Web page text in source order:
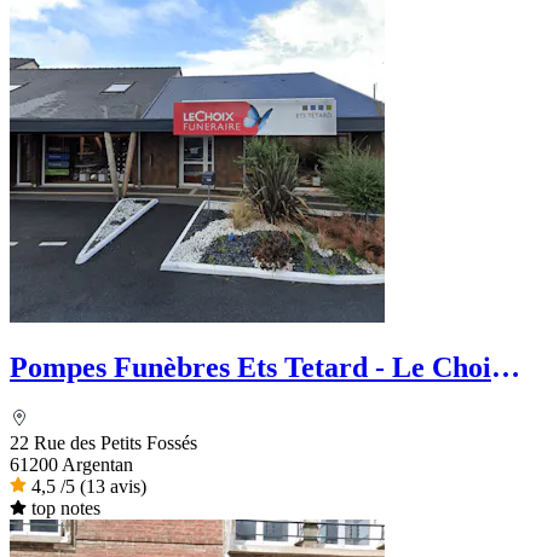
Pompes Funèbres Ets Tetard - Le Choix
22 Rue des Petits Fossés
61200 Argentan
4,5 /5 (13 avis)
top notes